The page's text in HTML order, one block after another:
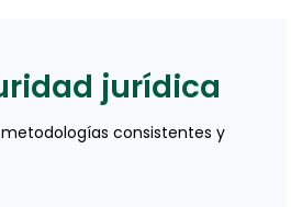
jurídica
consistentes y